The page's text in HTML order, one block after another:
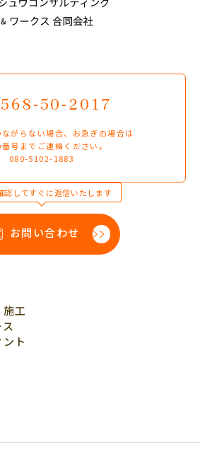
50-2017
がらない場合、お急ぎの場合は
号までご連絡ください。
080-5102-1883
してすぐに返信いたします
お問い合わせ
工
ト